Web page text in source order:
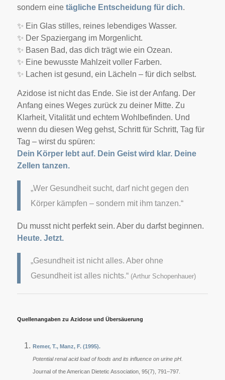
sondern eine tägliche Entscheidung für dich.
✨ Ein Glas stilles, reines lebendiges Wasser.
✨ Der Spaziergang im Morgenlicht.
✨ Basen Bad, das dich trägt wie ein Ozean.
✨ Eine bewusste Mahlzeit voller Farben.
✨ Lachen ist gesund, ein Lächeln – für dich selbst.
Azidose ist nicht das Ende. Sie ist der Anfang. Der
Anfang eines Weges zurück zu deiner Mitte. Zu
Klarheit, Vitalität und echtem Wohlbefinden. Und
wenn du diesen Weg gehst, Schritt für Schritt, Tag für
Tag – wirst du spüren:
Dein Körper lebt auf. Dein Geist wird klar. Deine
Zellen tanzen.
„Wer Gesundheit sucht, darf nicht gegen den
Körper kämpfen – sondern mit ihm tanzen.“
Du musst nicht perfekt sein. Aber du darfst beginnen.
Heute. Jetzt.
„Gesundheit ist nicht alles. Aber ohne
Gesundheit ist alles nichts.“ (Arthur Schopenhauer)
Quellenangaben zu Azidose und Übersäuerung
Remer, T., Manz, F. (1995).
Potential renal acid load of foods and its influence on urine pH.
Journal of the American Dietetic Association, 95(7), 791–797.